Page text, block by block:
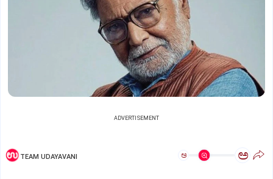
ADVERTISEMENT
TEAM UDAYAVANI ಅ ಅ